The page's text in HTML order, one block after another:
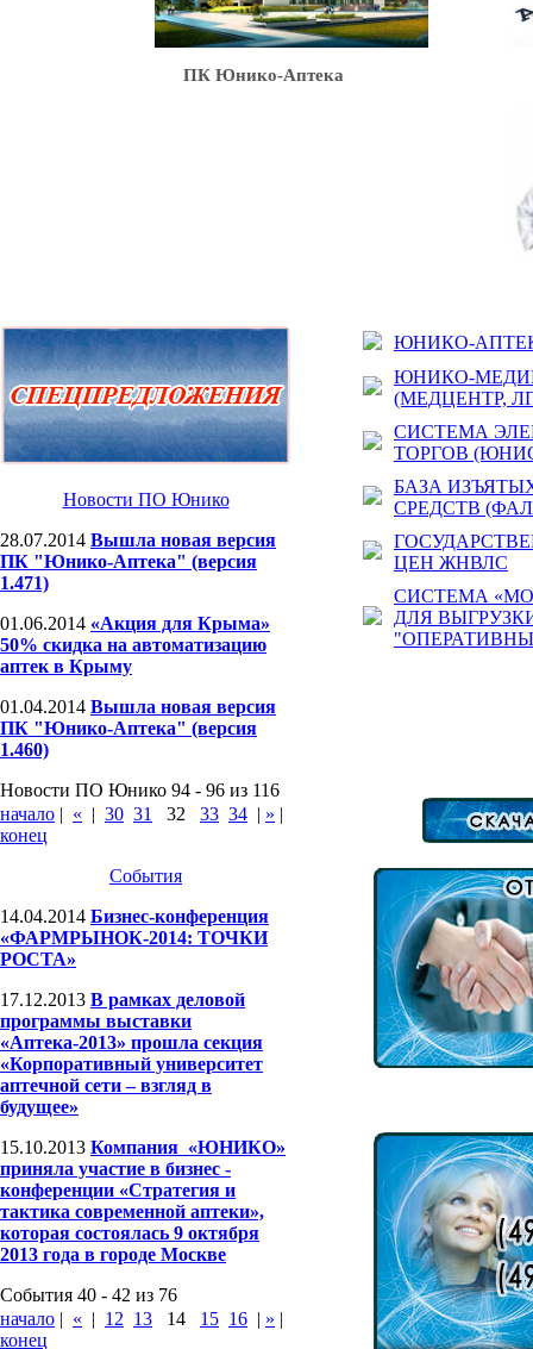
ПК Юнико-Аптека
Новости ПО Юнико
28.07.2014 Вышла новая версия
ПК "Юнико-Аптека" (версия
1.471)
01.06.2014 «Акция для Крыма»
50% скидка на автоматизацию
аптек в Крыму
01.04.2014 Вышла новая версия
ПК "Юнико-Аптека" (версия
1.460)
Новости ПО Юнико 94 - 96 из 116
начало | « | 30 31 32 33 34 | » |
конец
События
14.04.2014 Бизнес-конференция
«ФАРМРЫНОК-2014: ТОЧКИ
РОСТА»
17.12.2013 В рамках деловой
программы выставки
«Аптека-2013» прошла секция
«Корпоративный университет
аптечной сети – взгляд в
будущее»
15.10.2013 Компания «ЮНИКО»
приняла участие в бизнес -
конференции «Стратегия и
тактика современной аптеки»,
которая состоялась 9 октября
2013 года в городе Москве
События 40 - 42 из 76
начало | « | 12 13 14 15 16 | » |
конец
ЮНИКО-
ЮНИКО-
(МЕДЦЕНТР,
СИСТЕМА
ТОРГОВ
БАЗА
СРЕДСТВ
ЦЕН ЖНВЛС
СИСТЕМА
ДЛЯ